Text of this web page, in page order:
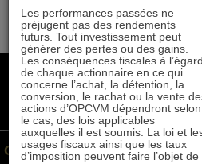
+33 1 84 79 90 24
gestion21@gestion21.fr
8 rue Volney, 75002 Paris
GESTION 21 ©
Les performances passées ne
préjugent pas des rendements
futurs. Tout investissement peut
générer des pertes ou des gains.
Les conséquences fiscales à l’égard
de chaque actionnaire en ce qui
concerne l’achat, la détention, la
conversion, le rachat ou la vente
actions d’OPCVM dépendront selon
le cas, des lois applicables
auxquelles il est soumis. La loi et
usages fiscaux ainsi que les taux
d’imposition peuvent faire l’objet de